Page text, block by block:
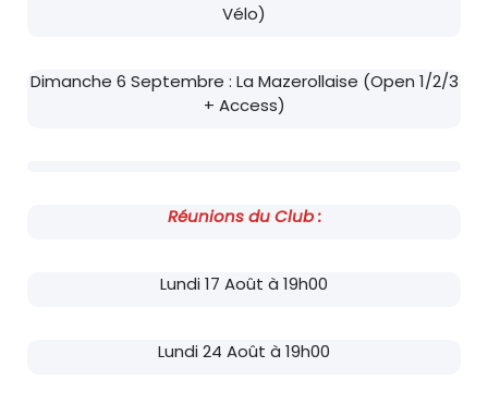
Vélo)
Dimanche 6 Septembre : La Mazerollaise (Open 1/2/3
+ Access)
Réunions du Club :
Lundi 17 Août à 19h00
Lundi 24 Août à 19h00